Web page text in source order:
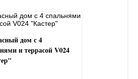
дом с 4
и террасой V024